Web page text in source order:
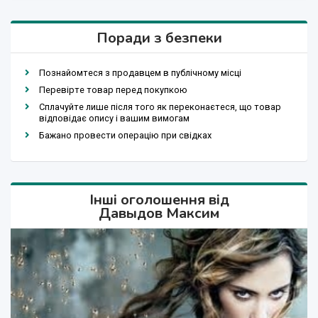
Поради з безпеки
Познайомтеся з продавцем в публічному місці
Перевірте товар перед покупкою
Сплачуйте лише після того як переконаєтеся, що товар
відповідає опису і вашим вимогам
Бажано провести операцію при свідках
Інші оголошення від
Давыдов Максим